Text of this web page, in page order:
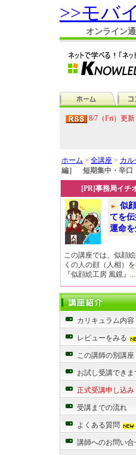
>>モバ
オンライン
8/7（Fri）更新
ホーム > 全講座 > カ
編］ 短期集中・辛口
[PR]事務局イチ
似
てを伝
運命
この講座では、似顔
くの人の顔（人相）
『似顔絵工房 風鏡』...
カリキュラム内容
レビューをみる
この講師の別講座
お試し受講できま
正式受講申し込み
受講までの流れ
よくある質問
講師へのお問い合